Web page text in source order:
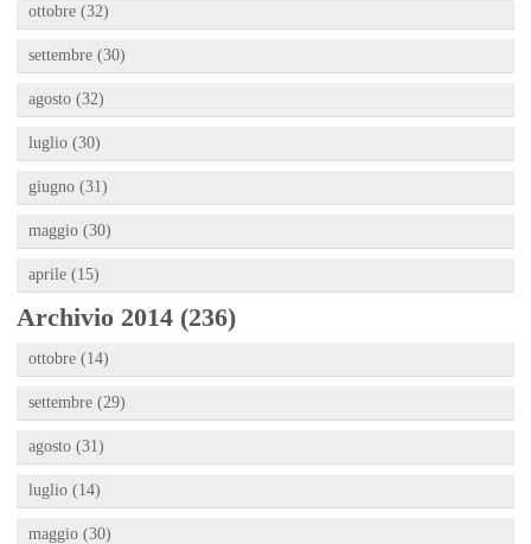
ottobre (32)
settembre (30)
agosto (32)
luglio (30)
giugno (31)
maggio (30)
aprile (15)
Archivio 2014 (236)
ottobre (14)
settembre (29)
agosto (31)
luglio (14)
maggio (30)